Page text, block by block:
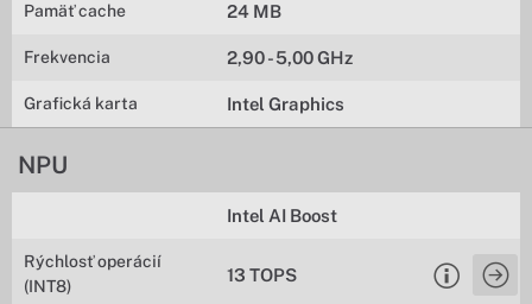
Pamäť cache 24 MB
Frekvencia 2,90 - 5,00 GHz
Grafická karta Intel Graphics
NPU
Intel AI Boost
Rýchlosť operácií
(INT8)
13 TOPS